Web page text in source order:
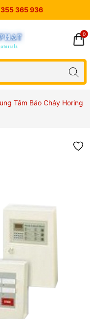
365 936
0
Tâm Báo Cháy Horing